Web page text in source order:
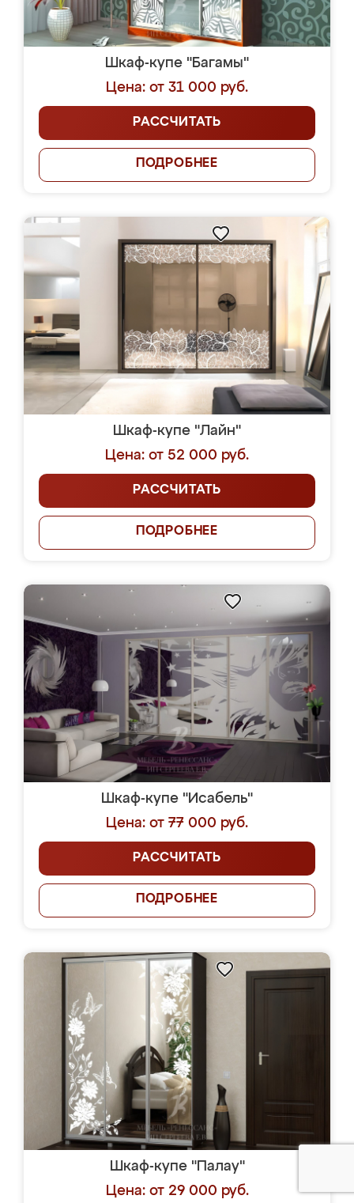
Шкаф-купе "Багамы"
Цена: от 31 000 руб.
РАССЧИТАТЬ
ПОДРОБНЕЕ
Шкаф-купе "Лайн"
Цена: от 52 000 руб.
РАССЧИТАТЬ
ПОДРОБНЕЕ
Шкаф-купе "Исабель"
Цена: от 77 000 руб.
РАССЧИТАТЬ
ПОДРОБНЕЕ
Шкаф-купе "Палау"
Цена: от 29 000 руб.